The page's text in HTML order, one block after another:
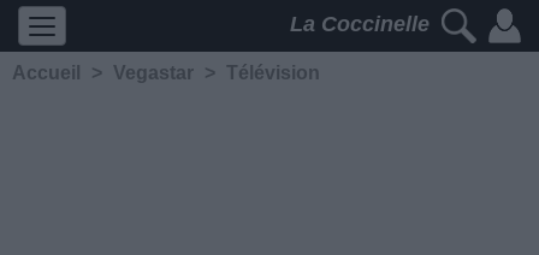
La Coccinelle
Accueil > Vegastar > Télévision